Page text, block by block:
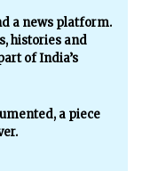
a news platform.
histories and
of India’s
a piece